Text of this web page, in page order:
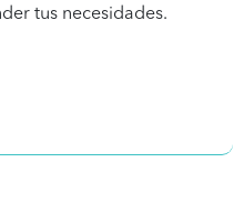
tus necesidades.